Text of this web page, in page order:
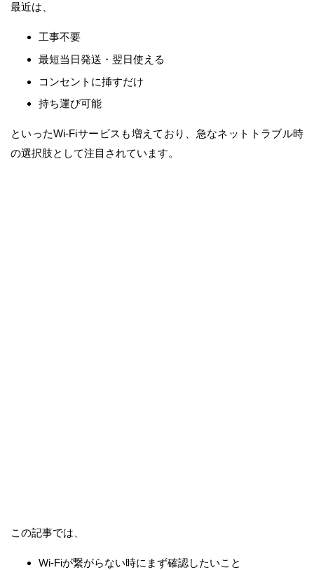
最近は、
工事不要
最短当日発送・翌日使える
コンセントに挿すだけ
持ち運び可能
といったWi-Fiサービスも増えており、急なネットトラブル時
の選択肢として注目されています。
この記事では、
Wi-Fiが繋がらない時にまず確認したいこと